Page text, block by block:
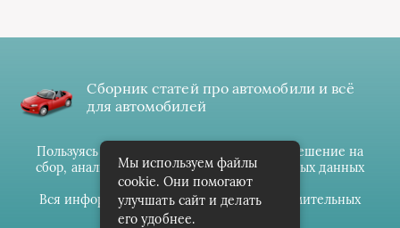
Сборник статей про автомобили и всё
для автомобилей
Пользуясь данным ресурсом вы даёте разрешение на
сбор, анализ и хранение своих персональных данных
согласноПравилам
Вся информация предоставлена в ознакомительных
целях.
Мы используем файлы
cookie. Они помогают
улучшать сайт и делать
его удобнее.